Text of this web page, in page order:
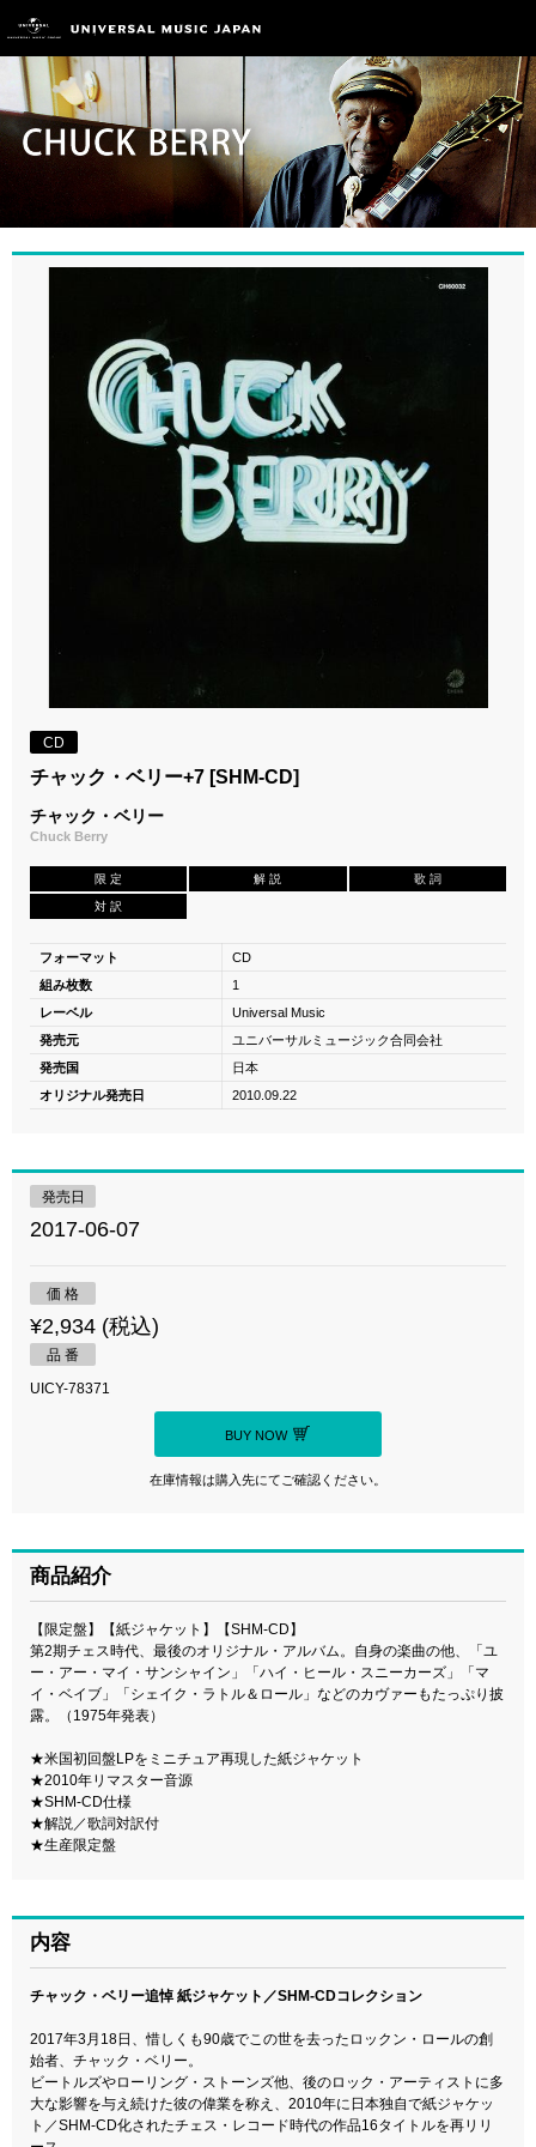
CD
チャック・ベリー+7 [SHM-CD]
チャック・ベリー
Chuck Berry
限 定 解 説 歌 詞
対 訳
フォーマット
CD
組み枚数
1
レーベル
Universal Music
発売元
ユニバーサルミュージック合同会社
発売国
日本
オリジナル発売日
2010.09.22
発売日
2017-06-07
価 格
¥2,934 (税込)
品 番
UICY-78371
BUY NOW
在庫情報は購入先にてご確認ください。
商品紹介
【限定盤】【紙ジャケット】【SHM-CD】
第2期チェス時代、最後のオリジナル・アルバム。自身の楽曲の他、「ユ
ー・アー・マイ・サンシャイン」「ハイ・ヒール・スニーカーズ」「マ
イ・ベイブ」「シェイク・ラトル＆ロール」などのカヴァーもたっぷり披
露。（1975年発表）
★米国初回盤LPをミニチュア再現した紙ジャケット
★2010年リマスター音源
★SHM-CD仕様
★解説／歌詞対訳付
★生産限定盤
内容
チャック・ベリー追悼 紙ジャケット／SHM-CDコレクション
2017年3月18日、惜しくも90歳でこの世を去ったロックン・ロールの創
始者、チャック・ベリー。
ビートルズやローリング・ストーンズ他、後のロック・アーティストに多
大な影響を与え続けた彼の偉業を称え、2010年に日本独自で紙ジャケッ
ト／SHM-CD化されたチェス・レコード時代の作品16タイトルを再リリ